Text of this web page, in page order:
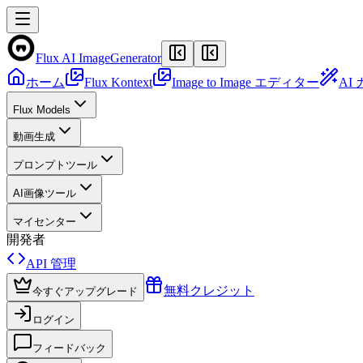
Flux AI ImageGenerator
ホーム
Flux Kontext Image to Image エディター AI
Flux Models
動画生成
プロンプトツール
AI画像ツール
マイセンター
開発者
API 管理
今すぐアップグレード 無料クレジット
ログイン
フィードバック